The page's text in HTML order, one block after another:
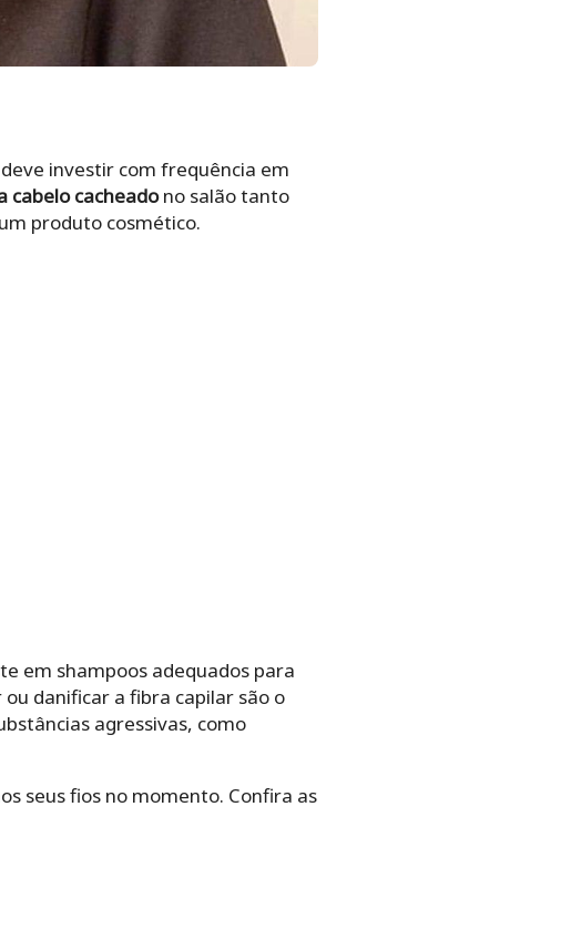
investir com frequência em
cabelo cacheadono salão tanto
produto cosmético.
em shampoos adequados para
danificar a fibra capilar são o
agressivas, como
seus fios no momento. Confira as